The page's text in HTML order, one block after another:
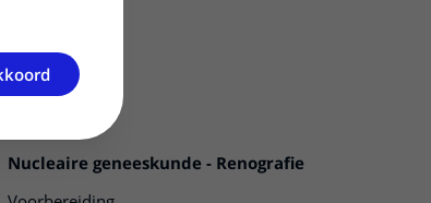
Nucleaire geneeskunde - Renografie